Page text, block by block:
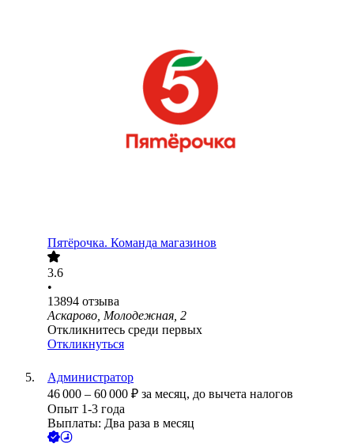
Пятёрочка. Команда магазинов
3.6
•
13894 отзыва
Аскарово, Молодежная, 2
Откликнитесь среди первых
Откликнуться
Администратор
46 000 – 60 000 ₽ за месяц, до вычета налогов
Опыт 1-3 года
Выплаты: Два раза в месяц